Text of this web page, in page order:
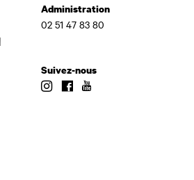
Administration
02 51 47 83 80
Suivez-nous
InstagramFacebook